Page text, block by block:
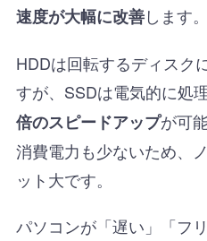
速度が大幅に改善します。
HDDは回転するディスク
すが、SSDは電気的に処
倍のスピードアップが可
消費電力も少ないため、
ット大です。
パソコンが「遅い」「フ